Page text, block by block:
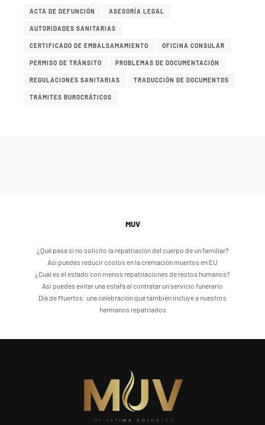
ACTA DE DEFUNCIÓN ASESORÍA LEGAL
AUTORIDADES SANITARIAS
CERTIFICADO DE EMBALSAMAMIENTO OFICINA CONSULAR
PERMISO DE TRÁNSITO PROBLEMAS DE DOCUMENTACIÓN
REGULACIONES SANITARIAS TRADUCCIÓN DE DOCUMENTOS
TRÁMITES BUROCRÁTICOS
MUV
¿Qué pasa si no solicito la repatriación del cuerpo de un familiar?
Así puedes reducir costos en la cremación muertos en EU
¿Cuál es el estado con menos repatriaciones de restos humanos?
Así puedes evitar una estafa al contratar un servicio funerario
Día de Muertos: una celebración que también incluye a nuestros
hermanos repatriados